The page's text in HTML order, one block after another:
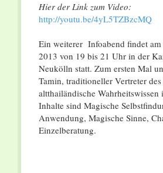
Hier der Link zum Video:
http://youtu.be/4yL5TZBzcMQ
Ein weiterer Infoabend findet
2013 von 19 bis 21 Uhr in der
Neukölln statt. Zum ersten Mal
Tamin, traditioneller Vertreter des
altthailändische Wahrheitswissen
Inhalte sind Magische
Anwendung, Magische Sinne,
Einzelberatung.